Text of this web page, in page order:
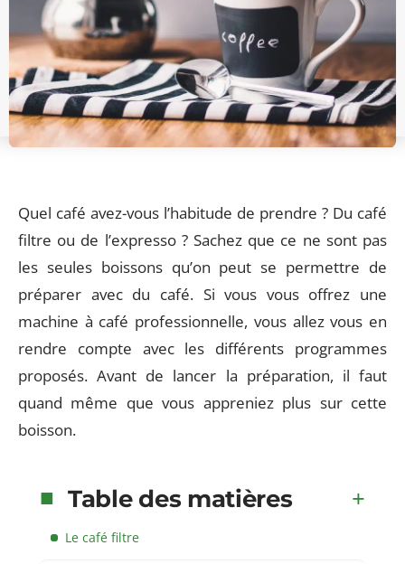
Quel café avez-vous l’habitude de prendre ? Du café
filtre ou de l’expresso ? Sachez que ce ne sont pas
les seules boissons qu’on peut se permettre de
préparer avec du café. Si vous vous offrez une
machine à café professionnelle, vous allez vous en
rendre compte avec les différents programmes
proposés. Avant de lancer la préparation, il faut
quand même que vous appreniez plus sur cette
boisson.
Table des matières
Le café filtre